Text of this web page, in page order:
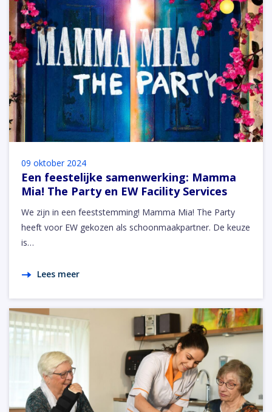
09 oktober 2024
Een feestelijke samenwerking: Mamma
Mia! The Party en EW Facility Services
We zijn in een feeststemming! Mamma Mia! The Party
heeft voor EW gekozen als schoonmaakpartner. De keuze
is…
Lees meer